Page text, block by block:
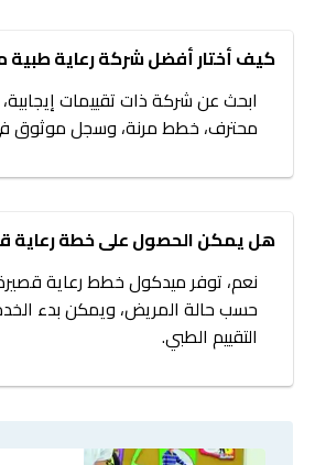
كيف أختار أفضل شركة رعاية طبية
ابحث عن شركة ذات تقييمات
محترف، خطط مرنة، وسجل موثوق
هل يمكن الحصول على خطة رعاية
نعم، توفر ميدكول خطط رعاية
حسب حالة المريض، ويمكن بدء
التقييم الطبي.